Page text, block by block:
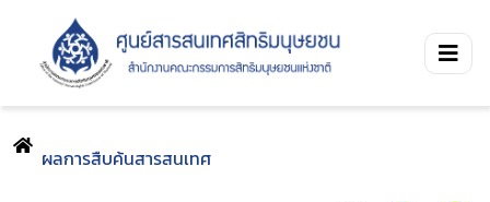
ผลการสืบค้นสารสนเทศ